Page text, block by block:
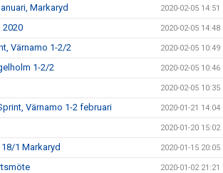
Markaryd 2020-02-05 14:51
2020 2020-02-05 14:48
Värnamo 1-2/2 2020-02-05 10:49
1-2/2 2020-02-05 10:46
2020-02-05 10:35
Värnamo 1-2 februari 2020-01-21 14:04
2020-01-20 15:02
1 Markaryd 2020-01-15 20:05
2020-01-02 21:21